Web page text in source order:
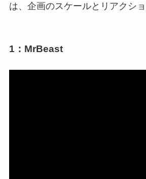
は、企画のスケールとリアクシ
1：MrBeast